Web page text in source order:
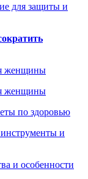
для защиты и
женщины
женщины
по здоровью
и
и особенности